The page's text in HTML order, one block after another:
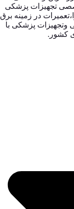
تجهیزات پزشکی
در زمینه برق
وتجهیزات پزشکی با